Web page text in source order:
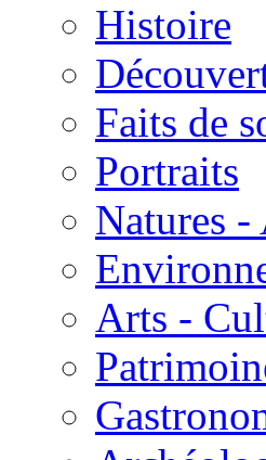
Histoire
Faits de
Portraits
Natures
Arts -